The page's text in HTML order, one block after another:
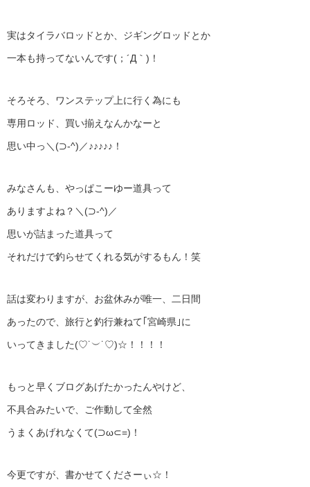
実はタイラバロッドとか、ジギングロッドとか
一本も持ってないんです(；´Д｀)！
そろそろ、ワンステップ上に行く為にも
専用ロッド、買い揃えなんかなーと
思い中っ＼(⊃‐^)／♪♪♪♪♪！
みなさんも、やっぱこーゆー道具って
ありますよね？＼(⊃‐^)／
思いが詰まった道具って
それだけで釣らせてくれる気がするもん！笑
話は変わりますが、お盆休みが唯一、二日間
あったので、旅行と釣行兼ねて｢宮崎県｣に
いってきました(♡˙︶˙♡)☆！！！！
もっと早くブログあげたかったんやけど、
不具合みたいで、ご作動して全然
うまくあげれなくて(⊃ω⊂=)！
今更ですが、書かせてくださーぃ☆！